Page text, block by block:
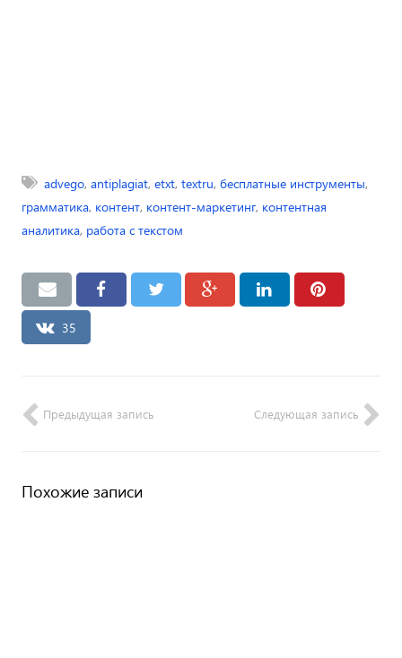
advego,antiplagiat,etxt,textru,бесплатные инструменты,
грамматика, контент, контент-маркетинг, контентная
аналитика, работа с текстом
35
Предыдущая запись Следующая запись
Похожие записи